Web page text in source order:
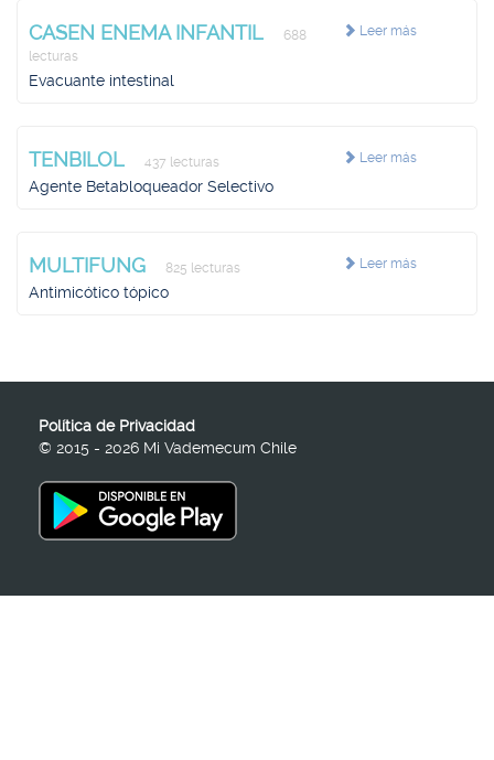
Leer más
CASEN ENEMA INFANTIL
688
lecturas
Evacuante intestinal
Leer más
TENBILOL 437 lecturas
Agente Betabloqueador Selectivo
Leer más
MULTIFUNG 825 lecturas
Antimicótico tópico
Política de Privacidad
© 2015 - 2026 Mi Vademecum Chile